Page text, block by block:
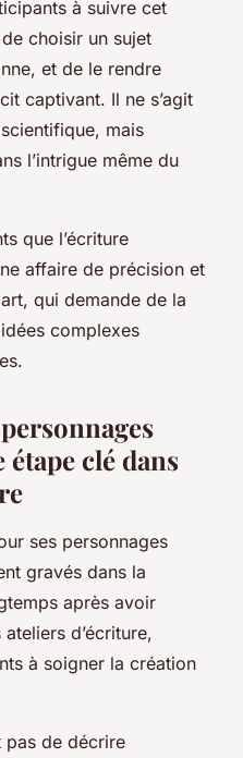
à suivre cet
choisir un sujet
et de le rendre
captivant. Il ne s’agit
mais
l’intrigue même du
que l’écriture
affaire de précision et
qui demande de la
complexes
clé dans
ses personnages
gravés dans la
après avoir
d’écriture,
à soigner la création
pas de décrire